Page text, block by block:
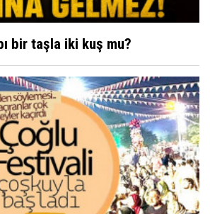
bir taşla iki kuş mu?